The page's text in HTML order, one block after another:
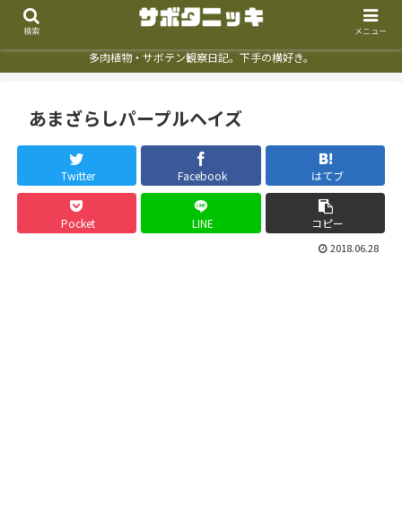
多肉植物・サボテン観察日記。下手の横好き。
あまざらしパープルヘイズ
Twitter Facebook はてブ
Pocket LINE コピー
2018.06.28
検索 メニュー